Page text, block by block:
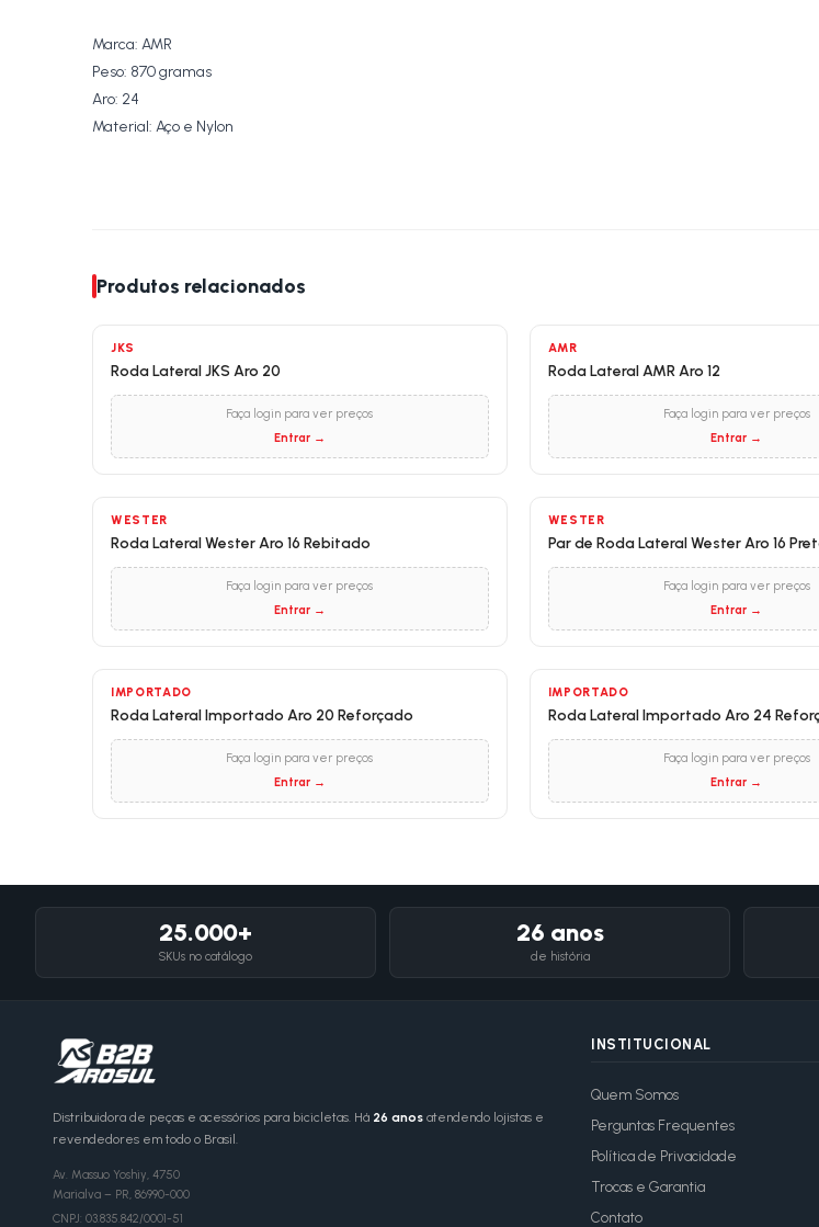
Marca: AMR
Peso: 870 gramas
Aro: 24
Material: Aço e Nylon
Produtos relacionados
JKS
Roda Lateral JKS Aro 20
Faça login para ver preços
Entrar →
AMR
Roda Lateral AMR Aro 12
Faça login para ver preços
Entrar →
WESTER
Roda Lateral Wester Aro 16 Rebitado
Faça login para ver preços
Entrar →
WESTER
Par de Roda Lateral Wester Aro 16
Faça login para ver preços
Entrar →
IMPORTADO
Roda Lateral Importado Aro 20 Reforçado
Faça login para ver preços
Entrar →
IMPORTADO
Roda Lateral Importado Aro 24
Faça login para ver preços
Entrar →
25.000+
SKUs no catálogo
26 anos
de história
Distribuidora de peças e acessórios para bicicletas. Há 26 anos atendendo lojistas e
revendedores em todo o Brasil.
Av. Massuo Yoshiy, 4750
Marialva – PR, 86990-000
CNPJ: 03.835.842/0001-51
INSTITUCIONAL
Quem Somos
Perguntas Frequentes
Política de Privacidade
Trocas e Garantia
Contato